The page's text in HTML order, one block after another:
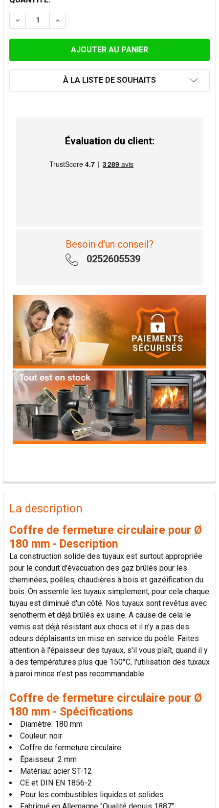
ACTUEL:
DIMINUER LA QUANTITÉ DE COFFRE DE FERMETURE
AUGMENTER LA QUANTITÉ DE COFFRE DE
À LA LISTE DE SOUHAITS
Évaluation du client:
Besoin d'un conseil?
0252605539
PRODUITS
FRÉQUEMMENT
ACHETÉS
SÉLECTIONNER
AJOUTER
LA
SÉLECTION
AU PANIER
La description
Coffre de fermeture circulaire pour Ø
180 mm - Description
La construction solide des tuyaux est surtout appropriée
pour le conduit d'évacuation des gaz brûlés pour les
cheminées, poêles, chaudières à bois et gazéification du
bois. On assemle les tuyaux simplement, pour cela chaque
tuyau est diminué d'un côté. Nos tuyaux sont revêtus avec
senotherm et déjà brûlés ex usine. A cause de cela le
vernis est déjà résistant aux chocs et il n'y a pas des
odeurs déplaisants en mise en service du poêle. Faites
attention à l'épaisseur des tuyaux, s'il vous plaît, quand il y
a des températures plus que 150°C, l'utilisation des tuxaux
à paroi mince n'est pas recommandable.
Coffre de fermeture circulaire pour Ø
180 mm - Spécifications
Diamètre: 180 mm
Couleur: noir
Coffre de fermeture circulaire
Épaisseur: 2 mm
Matériau: acier ST-12
CE et DIN EN 1856-2
Pour les combustibles liquides et solides